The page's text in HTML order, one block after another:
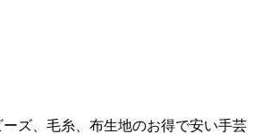
ズ、毛糸、布生地のお得で安い手芸